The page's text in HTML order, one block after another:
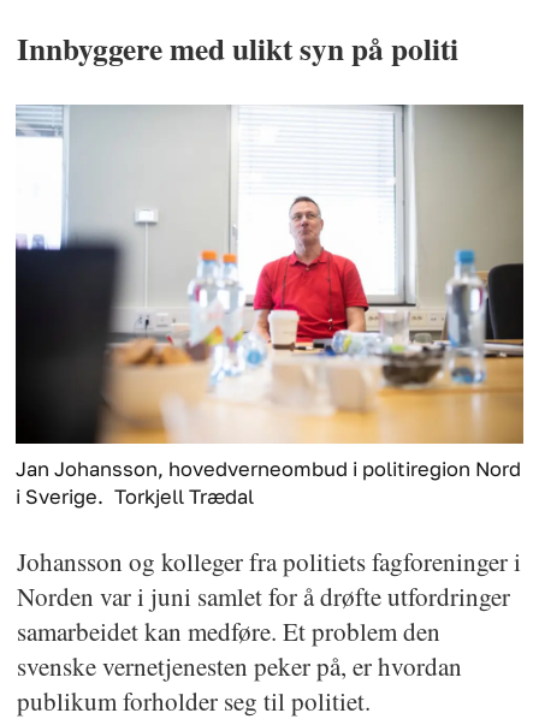
Innbyggere med ulikt syn på politi
Jan Johansson, hovedverneombud i politiregion Nord
i Sverige. Torkjell Trædal
Johansson og kolleger fra politiets fagforeninger i
Norden var i juni samlet for å drøfte utfordringer
samarbeidet kan medføre. Et problem den
svenske vernetjenesten peker på, er hvordan
publikum forholder seg til politiet.